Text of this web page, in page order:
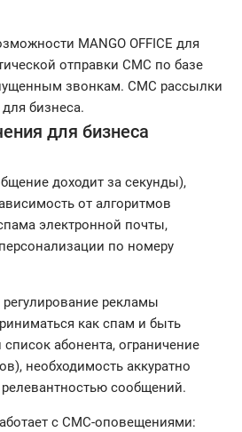
для бизнеса
доходит за секунды),
от алгоритмов
электронной почты,
по номеру
регулирование рекламы
как спам и быть
абонента, ограничение
необходимость аккуратно
релевантностью сообщений.
с СМС-оповещениями: